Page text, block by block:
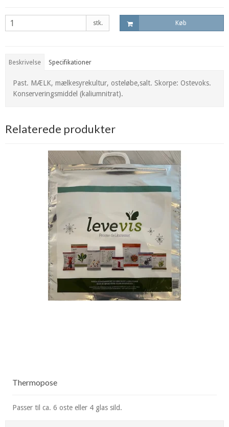
stk. Køb
Beskrivelse Specifikationer
Past. MÆLK, mælkesyrekultur, osteløbe,salt. Skorpe: Ostevoks.
Konserveringsmiddel (kaliumnitrat).
Relaterede produkter
Thermopose
Passer til ca. 6 oste eller 4 glas sild.